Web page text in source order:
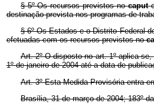
§ 5º Os recursos previstos nocaput
destinação prevista nos programas de
§ 6º Os Estados e o Distrito Federal
efetuadas com os recursos previstos no
Art. 2º O disposto no art. 1º aplica-
1º de janeiro de 2004 até a data de
Art. 3º Esta Medida Provisória entra
Brasília, 31 de março de 2004; 183º